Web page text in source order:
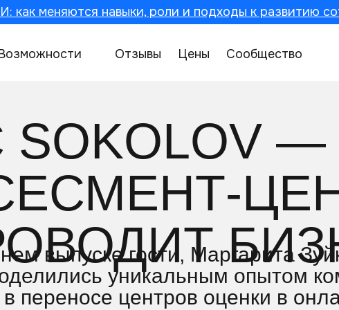
как меняются навыки, роли и подходы к развитию
Отзывы Цены Сообщество
выпуске гости, Маргарита
уникальным опытом
в переносе центров оценки в